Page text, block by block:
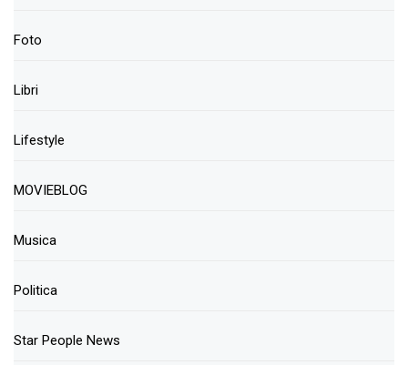
Foto
Libri
Lifestyle
MOVIEBLOG
Musica
Politica
Star People News